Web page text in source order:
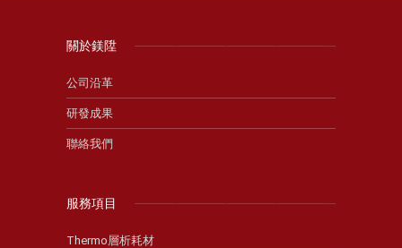
關於鎂陞
公司沿革
研發成果
聯絡我們
服務項目
Thermo層析耗材